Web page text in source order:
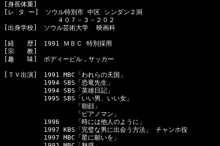
[身長体重]
[レ タ ー]　ソウル特別市 中区 シンダン２洞
            　４０７－３－２０２
[出身学校]　ソウル芸術大学  映画科
[経　　歴]　1991 ＭＢＣ 特別採用
[宗　　教]
[趣　　味]　ボディービル，サッカー
[ＴＶ出演]　1991 MBC「われらの天国」
  　　　　　1994 SBS「恐竜先生」
  　　　　　1994 SBS「英雄日記」
  　　　　　1995 SBS「いい男、いい女」
  　　　　　        「朝顔」
  　　　　　        「ピアノマン」
  　　　　　1996    「時には他人のように」
  　　　　　1997 KBS「完璧な男に出会う方法」 チャンホ役
  　　　　　1997 MBC「星に願いを」